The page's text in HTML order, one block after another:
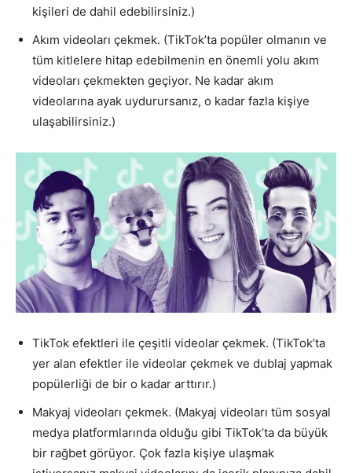
kişileri de dahil edebilirsiniz.)
Akım videoları çekmek. (TikTok’ta popüler olmanın ve
tüm kitlelere hitap edebilmenin en önemli yolu akım
videoları çekmekten geçiyor. Ne kadar akım
videolarına ayak uydurursanız, o kadar fazla kişiye
ulaşabilirsiniz.)
TikTok efektleri ile çeşitli videolar çekmek. (TikTok’ta
yer alan efektler ile videolar çekmek ve dublaj yapmak
popülerliği de bir o kadar arttırır.)
Makyaj videoları çekmek. (Makyaj videoları tüm sosyal
medya platformlarında olduğu gibi TikTok’ta da büyük
bir rağbet görüyor. Çok fazla kişiye ulaşmak